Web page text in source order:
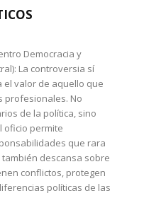
Democracia y
La controversia sí
el valor de aquello que
profesionales. No
de la política, sino
oficio permite
que rara
descansa sobre
conflictos, protegen
políticas de las